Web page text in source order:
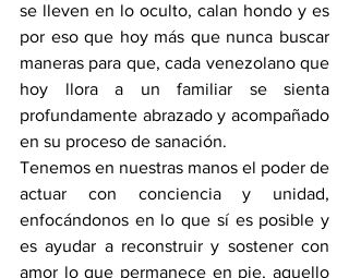
se lleven en lo oculto, calan hondo y es
por eso que hoy más que nunca buscar
maneras para que, cada venezolano que
hoy llora a un familiar se sienta
profundamente abrazado y acompañado
en su proceso de sanación.
Tenemos en nuestras manos el poder de
actuar con conciencia y unidad,
enfocándonos en lo que sí es posible y
es ayudar a reconstruir y sostener con
amor lo que permanece en pie, aquello